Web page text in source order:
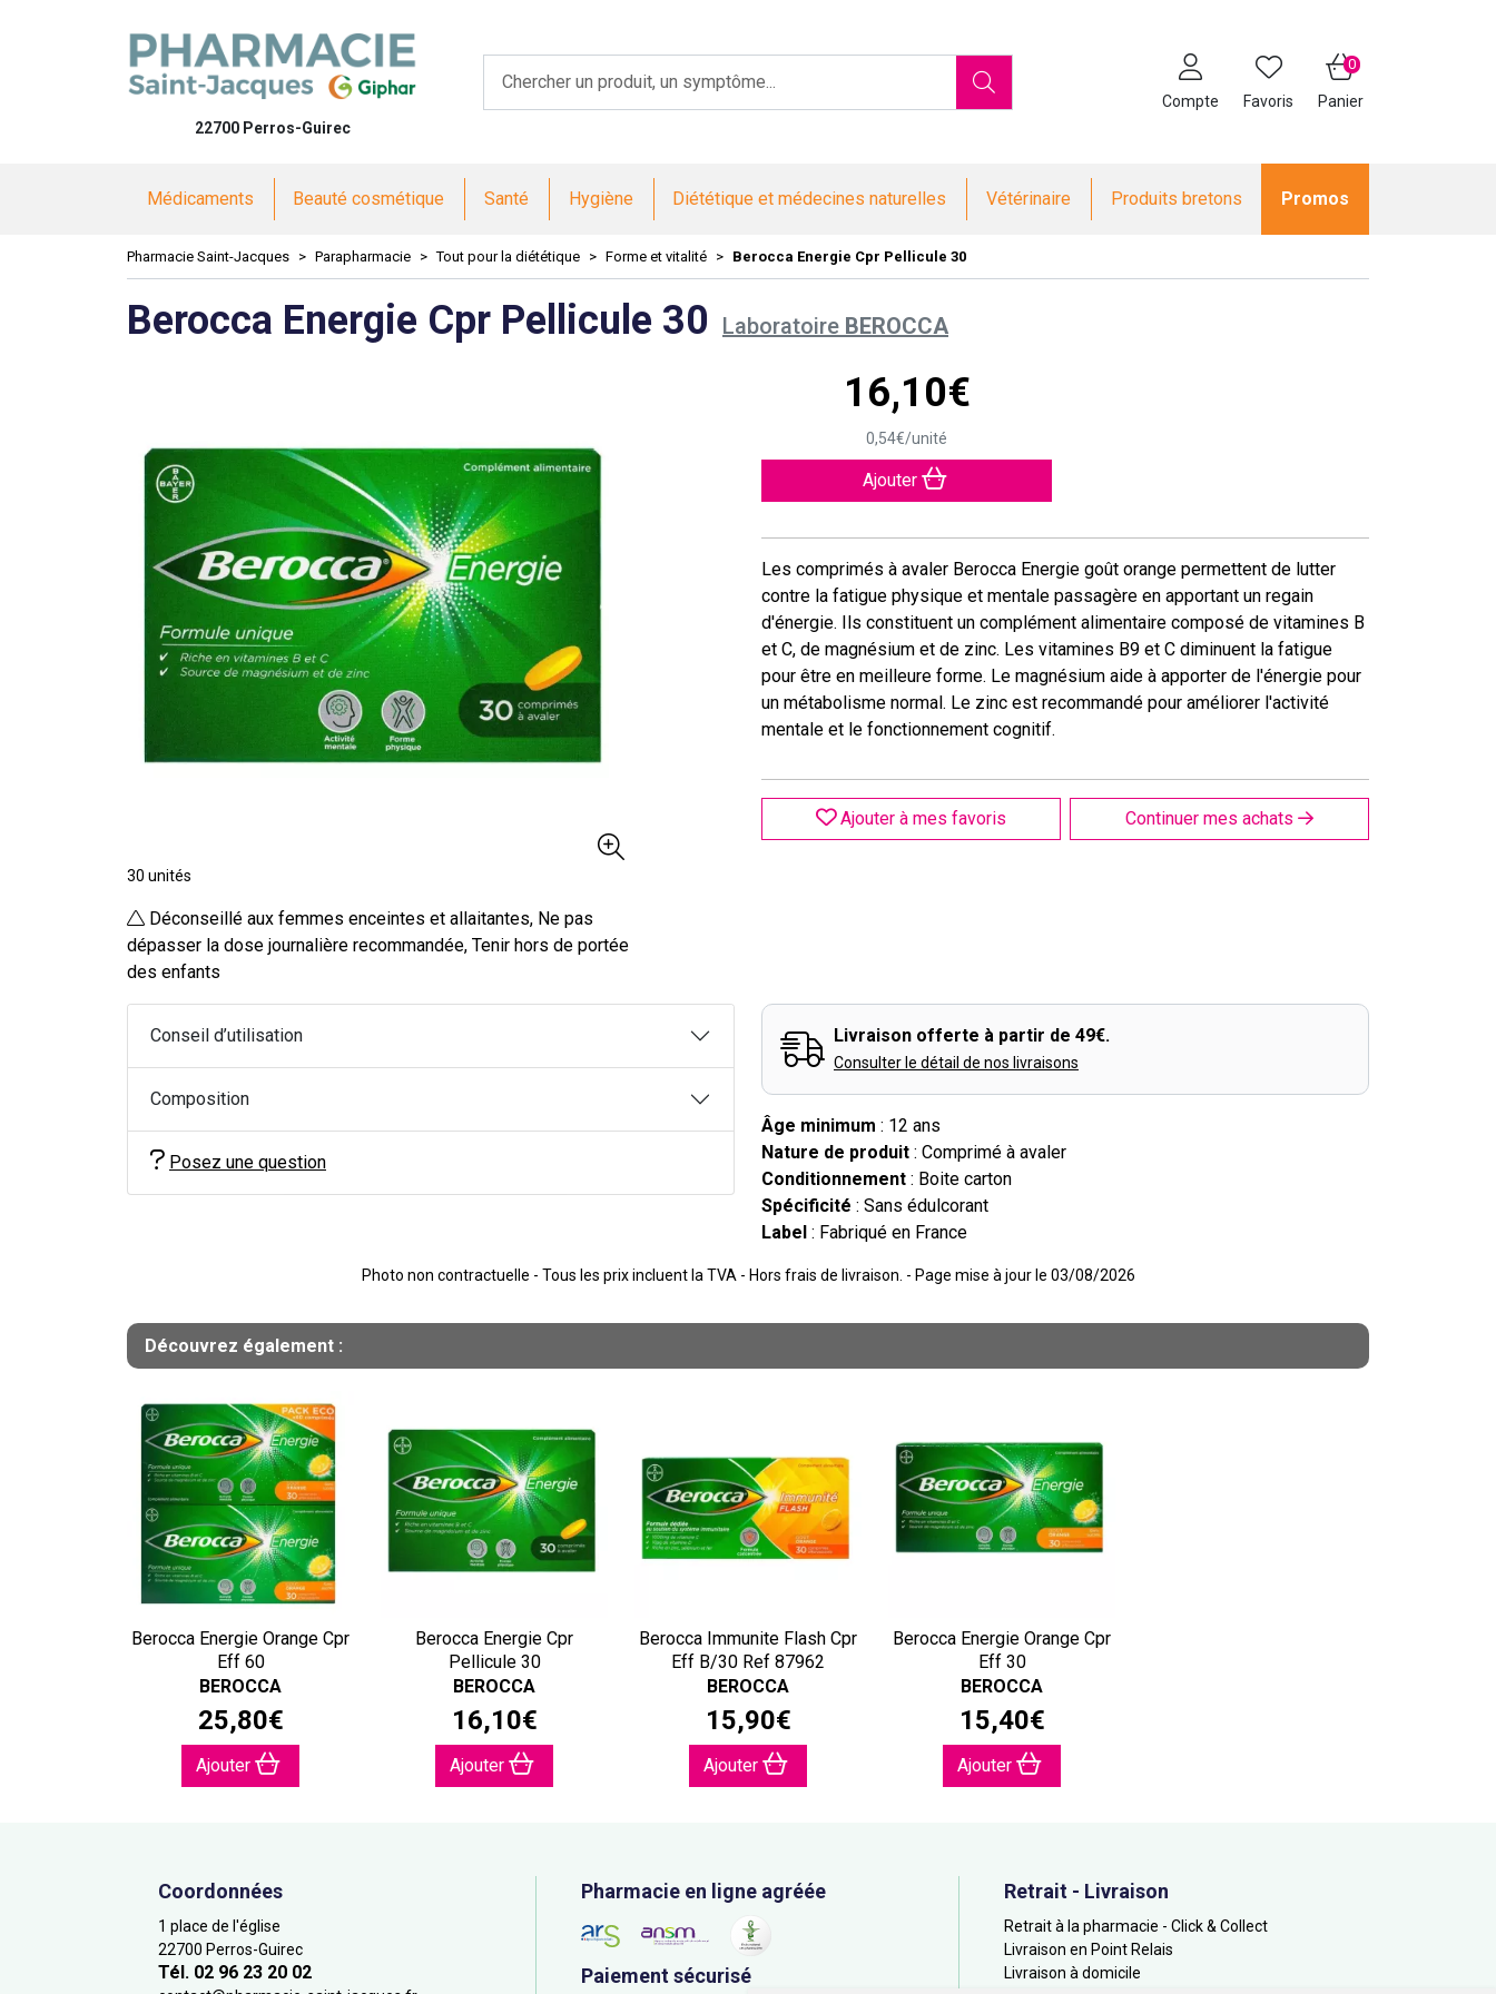
22700 Perros-Guirec
Compte Favoris Panier
0
Médicaments Beauté cosmétique Santé Hygiène Diététique et médecines naturelles Vétérinaire Produits bretons Promos
Pharmacie Saint-Jacques Parapharmacie Tout pour la diététique Forme et vitalité Berocca Energie Cpr Pellicule 30
Berocca Energie Cpr Pellicule 30 Laboratoire BEROCCA
30 unités
Déconseillé aux femmes enceintes et allaitantes, Ne pas
dépasser la dose journalière recommandée, Tenir hors de portée
des enfants
16,10€
0,54€/unité
Ajouter
Les comprimés à avaler Berocca Energie goût orange permettent de lutter
contre la fatigue physique et mentale passagère en apportant un regain
d'énergie. Ils constituent un complément alimentaire composé de vitamines B
et C, de magnésium et de zinc. Les vitamines B9 et C diminuent la fatigue
pour être en meilleure forme. Le magnésium aide à apporter de l'énergie pour
un métabolisme normal. Le zinc est recommandé pour améliorer l'activité
mentale et le fonctionnement cognitif.
Ajouter à mes favoris Continuer mes achats
Conseil d’utilisation
Composition
Posez une question
Livraison offerte à partir de 49€.
Consulter le détail de nos livraisons
Âge minimum : 12 ans
Nature de produit : Comprimé à avaler
Conditionnement : Boite carton
Spécificité : Sans édulcorant
Label : Fabriqué en France
Photo non contractuelle - Tous les prix incluent la TVA - Hors frais de livraison. - Page mise à jour le 03/08/2026
Découvrez également :
Berocca Energie Orange Cpr
Eff 60
BEROCCA
25,80€
Ajouter
Berocca Energie Cpr
Pellicule 30
BEROCCA
16,10€
Ajouter
Berocca Immunite Flash Cpr
Eff B/30 Ref 87962
BEROCCA
15,90€
Ajouter
Berocca Energie Orange Cpr
Eff 30
BEROCCA
15,40€
Ajouter
Coordonnées
1 place de l'église
22700 Perros-Guirec
Tél. 02 96 23 20 02
Pharmacie en ligne agréée
Paiement sécurisé
Retrait - Livraison
Retrait à la pharmacie - Click & Collect
Livraison en Point Relais
Livraison à domicile